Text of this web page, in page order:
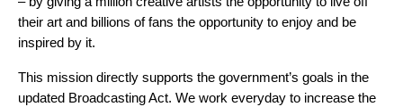
their art and billions of fans the opportunity to enjoy and be
inspired by it.
This mission directly supports the government’s goals in the
updated Broadcasting Act. We work everyday to increase the